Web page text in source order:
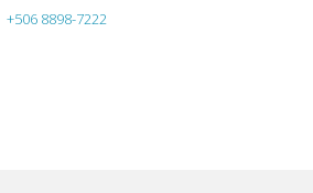
+506 8898-7222